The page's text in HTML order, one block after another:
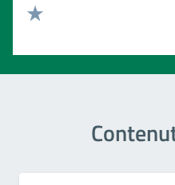
Valuta 2 stelle su 5